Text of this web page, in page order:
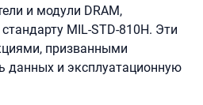
и модули DRAM,
MIL-STD-810H. Эти
призванными
данных и эксплуатационную